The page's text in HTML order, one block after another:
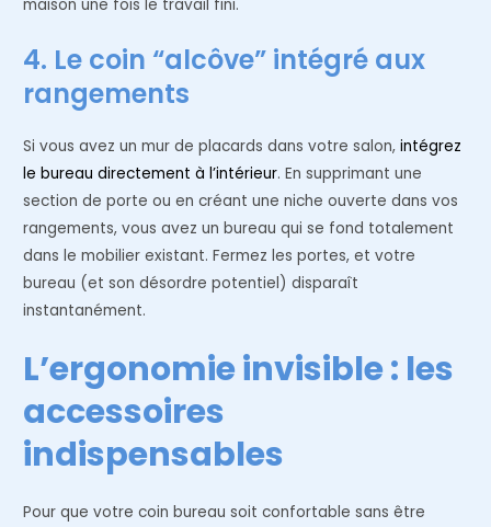
maison une fois le travail fini.
4. Le coin “alcôve” intégré aux
rangements
Si vous avez un mur de placards dans votre salon,intégrez
le bureau directement à l’intérieur. En supprimant une
section de porte ou en créant une niche ouverte dans vos
rangements, vous avez un bureau qui se fond totalement
dans le mobilier existant. Fermez les portes, et votre
bureau (et son désordre potentiel) disparaît
instantanément.
L’ergonomie invisible : les
accessoires
indispensables
Pour que votre coin bureau soit confortable sans être